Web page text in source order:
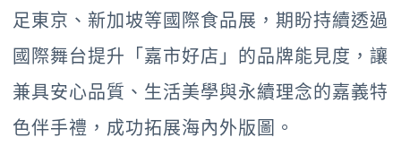
足東京、新加坡等國際食品展，期盼持續透過
國際舞台提升「嘉市好店」的品牌能見度，讓
兼具安心品質、生活美學與永續理念的嘉義特
色伴手禮，成功拓展海內外版圖。